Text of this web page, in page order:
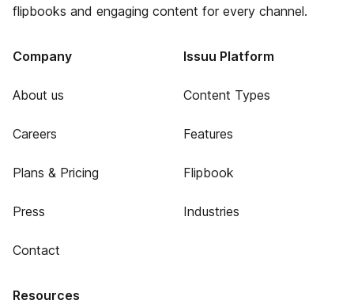
flipbooks and engaging content for every channel.
Company
About us
Careers
Plans & Pricing
Press
Contact
Issuu Platform
Content Types
Features
Flipbook
Industries
Resources